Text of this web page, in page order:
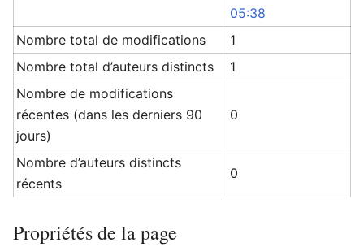
05:38
Nombre total de modifications
1
Nombre total d’auteurs distincts
1
Nombre de modifications
récentes (dans les derniers 90
jours)
0
Nombre d’auteurs distincts
récents
0
Propriétés de la page